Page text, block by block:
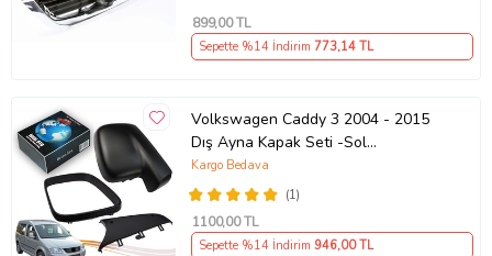
899,00 TL
Sepette %14 İndirim 773,14 TL
Volkswagen Caddy 3 2004 - 2015
Dış Ayna Kapak Seti -Sol
7E18575289 B9
(1)
Kargo Bedava
1100,00 TL
Sepette %14 İndirim 946,00 TL